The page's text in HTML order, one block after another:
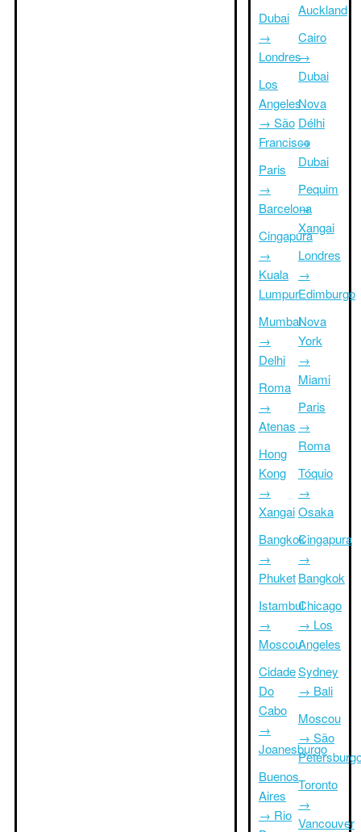
Dubai
→
Londres
Los
Angeles
→ São
Francisco
Paris
→
Barcelona
Cingapura
→
Kuala
Lumpur
Mumbai
→
Delhi
Roma
→
Atenas
Hong
Kong
→
Xangai
Bangkok
→
Phuket
Istambul
→
Moscou
Cidade
Do
Cabo
→
Joanesburgo
Buenos
Aires
→ Rio
Auckland
Cairo
→
Dubai
Nova
Délhi
→
Dubai
Pequim
→
Xangai
Londres
→
Edimburgo
Nova
York
→
Miami
Paris
→
Roma
Tóquio
→
Osaka
Cingapura
→
Bangkok
Chicago
→ Los
Angeles
Sydney
→ Bali
Moscou
→ São
Toronto
→
Vancouver